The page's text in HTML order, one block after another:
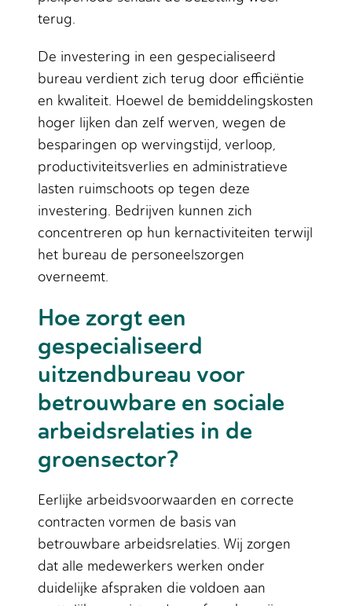
terug.
De investering in een gespecialiseerd
bureau verdient zich terug door efficiëntie
en kwaliteit. Hoewel de bemiddelingskosten
hoger lijken dan zelf werven, wegen de
besparingen op wervingstijd, verloop,
productiviteitsverlies en administratieve
lasten ruimschoots op tegen deze
investering. Bedrijven kunnen zich
concentreren op hun kernactiviteiten terwijl
het bureau de personeelszorgen
overneemt.
Hoe zorgt een
gespecialiseerd
uitzendbureau voor
betrouwbare en sociale
arbeidsrelaties in de
groensector?
Eerlijke arbeidsvoorwaarden en correcte
contracten vormen de basis van
betrouwbare arbeidsrelaties. Wij zorgen
dat alle medewerkers werken onder
duidelijke afspraken die voldoen aan